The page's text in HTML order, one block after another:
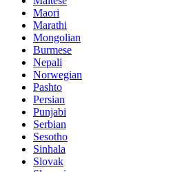
Maori
Marathi
Mongolian
Burmese
Nepali
Norwegian
Pashto
Persian
Punjabi
Serbian
Sesotho
Sinhala
Slovak